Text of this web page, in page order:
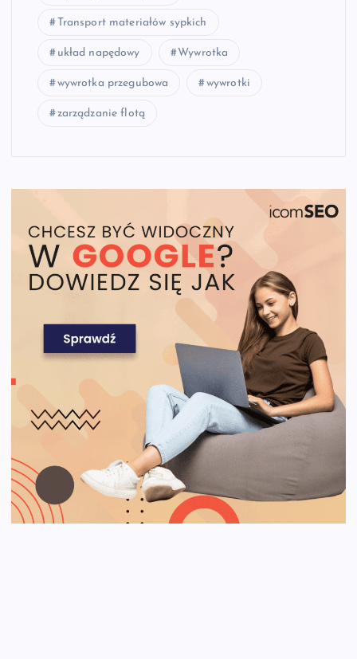
Transport materiałów sypkich
układ napędowy Wywrotka
wywrotka przegubowa wywrotki
zarządzanie flotą